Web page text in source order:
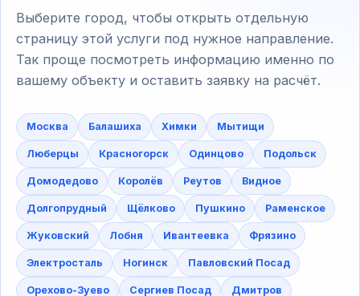
Выберите город, чтобы открыть отдельную
страницу этой услуги под нужное направление.
Так проще посмотреть информацию именно по
вашему объекту и оставить заявку на расчёт.
Москва Балашиха Химки Мытищи
Люберцы Красногорск Одинцово Подольск
Домодедово Королёв Реутов Видное
Долгопрудный Щёлково Пушкино Раменское
Жуковский Лобня Ивантеевка Фрязино
Электросталь Ногинск Павловский Посад
Орехово-Зуево Сергиев Посад Дмитров